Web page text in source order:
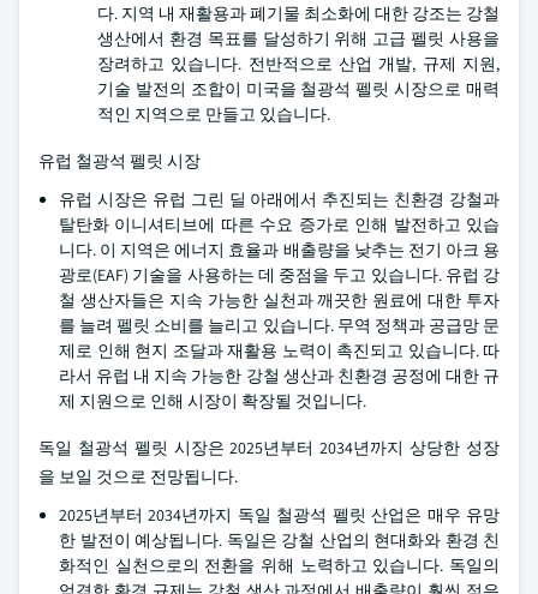
다. 지역 내 재활용과 폐기물 최소화에 대한 강조는 강철
생산에서 환경 목표를 달성하기 위해 고급 펠릿 사용을
장려하고 있습니다. 전반적으로 산업 개발, 규제 지원,
기술 발전의 조합이 미국을 철광석 펠릿 시장으로 매력
적인 지역으로 만들고 있습니다.
유럽 철광석 펠릿 시장
유럽 시장은 유럽 그린 딜 아래에서 추진되는 친환경 강철과
탈탄화 이니셔티브에 따른 수요 증가로 인해 발전하고 있습
니다. 이 지역은 에너지 효율과 배출량을 낮추는 전기 아크 용
광로(EAF) 기술을 사용하는 데 중점을 두고 있습니다. 유럽 강
철 생산자들은 지속 가능한 실천과 깨끗한 원료에 대한 투자
를 늘려 펠릿 소비를 늘리고 있습니다. 무역 정책과 공급망 문
제로 인해 현지 조달과 재활용 노력이 촉진되고 있습니다. 따
라서 유럽 내 지속 가능한 강철 생산과 친환경 공정에 대한 규
제 지원으로 인해 시장이 확장될 것입니다.
독일 철광석 펠릿 시장은 2025년부터 2034년까지 상당한 성장
을 보일 것으로 전망됩니다.
2025년부터 2034년까지 독일 철광석 펠릿 산업은 매우 유망
한 발전이 예상됩니다. 독일은 강철 산업의 현대화와 환경 친
화적인 실천으로의 전환을 위해 노력하고 있습니다. 독일의